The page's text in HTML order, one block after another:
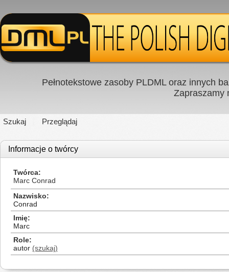
Pełnotekstowe zasoby PLDML oraz innych
Zapraszamy
Szukaj Przeglądaj
Informacje o twórcy
Twórca
Marc Conrad
Nazwisko
Conrad
Imię
Marc
Role
autor (szukaj)